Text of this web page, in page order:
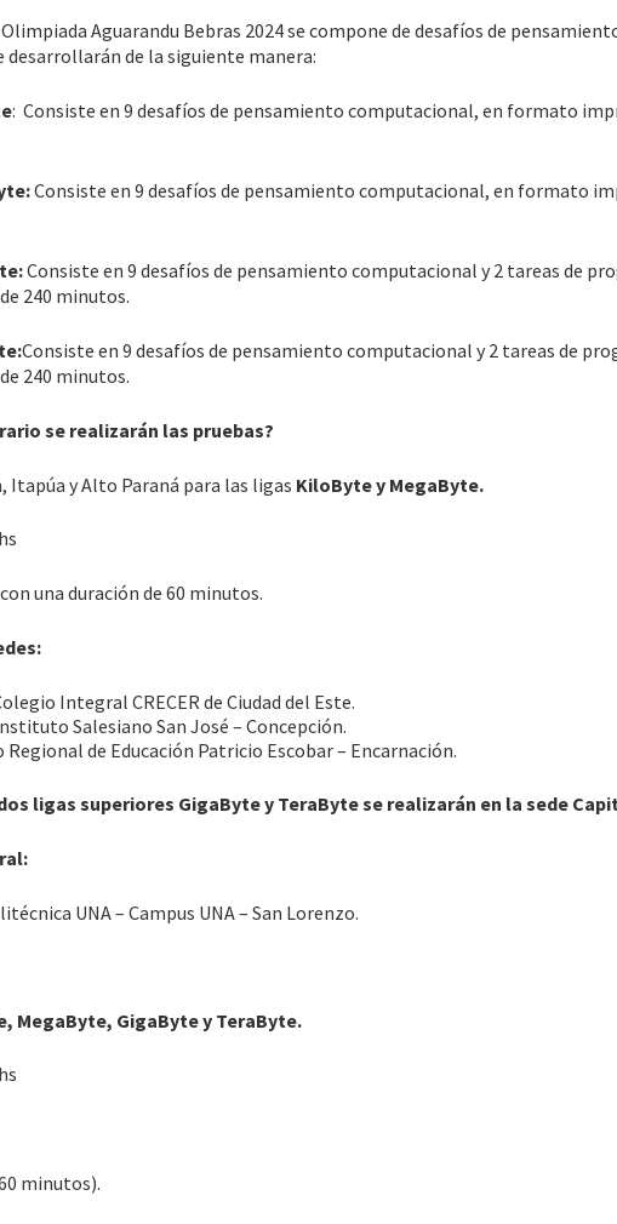
Aguarandu Bebras 2024 se compone de desafíos de
desarrollarán de la siguiente manera:
: Consiste en 9 desafíos de pensamiento computacional, en formato
Consiste en 9 desafíos de pensamiento computacional, en formato
:Consiste en 9 desafíos de pensamiento computacional y 2 tareas de
240 minutos.
Consiste en 9 desafíos de pensamiento computacional y 2 tareas de
240 minutos.
se realizarán las pruebas?
Itapúa y Alto Paraná para las ligas KiloByte y MegaByte.
una duración de 60 minutos.
Integral CRECER de Ciudad del Este.
Salesiano San José – Concepción.
Regional de Educación Patricio Escobar – Encarnación.
ligas superiores GigaByte y TeraByte se realizarán en la sede
UNA – Campus UNA – San Lorenzo.
MegaByte, GigaByte y TeraByte.
minutos).